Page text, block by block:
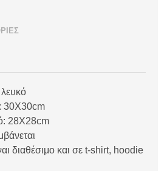
30Χ30cm
28Χ28cm
διαθέσιμο και σε t-shirt, hoodie